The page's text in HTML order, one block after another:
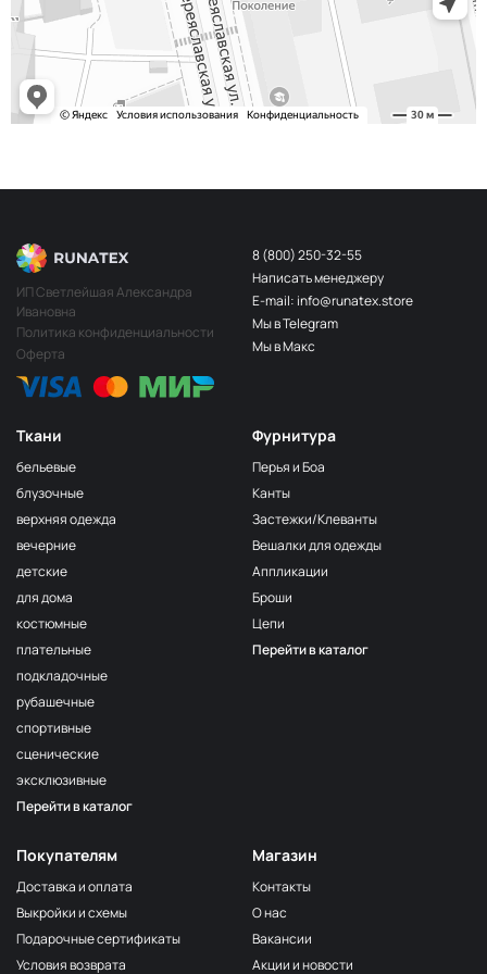
243/2
2Бл.Бирюзовый МП-20-243/2
S248
Св.Бирюза
2400000683254
203/3
3Т.Бирюзовый
МП-20-203/3
(Т.Бирюзовый)
МП-20-198
2Т.Бирюзовый
МП-20-203/2
1Св.Бирюзовый
Аквамарин(Т.Бирюзовый)
МП-20-245
F222/2
волна
МП-20-F222/2
МП-20-F222/3
F257 Аквамарин
МП-20-F257
203/1
1Т.Бирюзовый
F254 Лагуна
4Св.Бирюзовый
F224/2
2Океанская
309/1 1Т.Серый
МП-20-309/1
F206 Бл.Бирюза
МП-20-F206
F321/1 Океан
МП-20-F321/1
191/2
Ткани
бельевые
блузочные
верхняя одежда
вечерние
детские
для дома
костюмные
плательные
подкладочные
рубашечные
спортивные
сценические
эксклюзивные
Перейти в каталог
Фурнитура
Перья и Боа
Канты
Застежки/Клеванты
Вешалки для одежды
Аппликации
Броши
Цепи
Перейти в каталог
Покупателям
Доставка и оплата
Выкройки и схемы
Подарочные сертификаты
Условия возврата
Магазин
Контакты
О нас
Вакансии
Акции и новости
ИП Светлейшая Александра
Ивановна
Политика конфиденциальности
Оферта
8 (800) 250-32-55
Написать менеджеру
E-mail: info@runatex.store
Мы в Telegram
Мы в Макс